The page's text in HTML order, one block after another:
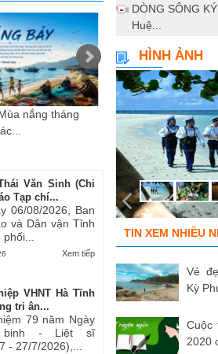
nắng tháng
Chùm ảnh “Kéo lưới
của NSNA...
Văn Sinh (Chi
Tạp chí...
06/08/2026, Ban
và Dân vận Tỉnh
phối...
Xem tiếp
VHNT Hà Tĩnh
tri ân...
79 năm Ngày
binh - Liệt sĩ
- 27/7/2026),...
DÒNG SÔNG
Huệ...
HÌNH ẢNH
TIN XEM NHIỀU
Vẻ
Kỳ
Cuộc
2020